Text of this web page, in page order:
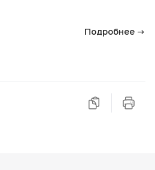
Подробнее →